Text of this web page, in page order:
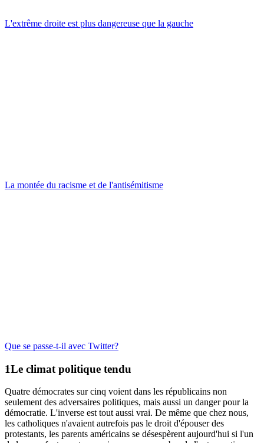
L'extrême droite est plus dangereuse que la gauche
La montée du racisme et de l'antisémitisme
Que se passe-t-il avec Twitter?
Le climat politique tendu
Quatre démocrates sur cinq voient dans les républicains non
seulement des adversaires politiques, mais aussi un danger pour la
démocratie. L'inverse est tout aussi vrai. De même que chez nous,
les catholiques n'avaient autrefois pas le droit d'épouser des
protestants, les parents américains se désespèrent aujourd'hui si l'un